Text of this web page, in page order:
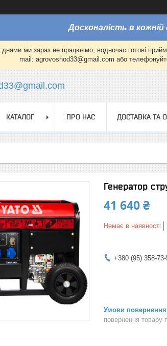
Досконалість в кожній
ми зараз не працюємо, водночас готові
mail: agrovoshod33@gmail.com або
КАТАЛОГ ПРО НАС ДОСТАВКА ТА
Генератор
41 640 ₴
Немає в наявності
+380 (95) 358-
повернення товару